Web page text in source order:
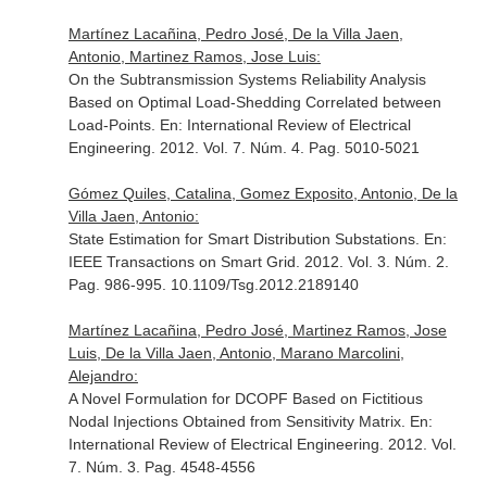
Martínez Lacañina, Pedro José, De la Villa Jaen,
Antonio, Martinez Ramos, Jose Luis:
On the Subtransmission Systems Reliability Analysis
Based on Optimal Load-Shedding Correlated between
Load-Points. En: International Review of Electrical
Engineering . 2012. Vol. 7. Núm. 4. Pag. 5010-5021
Gómez Quiles, Catalina, Gomez Exposito, Antonio, De la
Villa Jaen, Antonio:
State Estimation for Smart Distribution Substations. En:
IEEE Transactions on Smart Grid . 2012. Vol. 3. Núm. 2.
Pag. 986-995. 10.1109/Tsg.2012.2189140
Martínez Lacañina, Pedro José, Martinez Ramos, Jose
Luis, De la Villa Jaen, Antonio, Marano Marcolini,
Alejandro:
A Novel Formulation for DCOPF Based on Fictitious
Nodal Injections Obtained from Sensitivity Matrix. En:
International Review of Electrical Engineering . 2012. Vol.
7. Núm. 3. Pag. 4548-4556